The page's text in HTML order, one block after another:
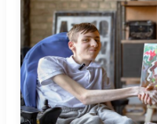
понятном
историями были
животных и про
курочку,